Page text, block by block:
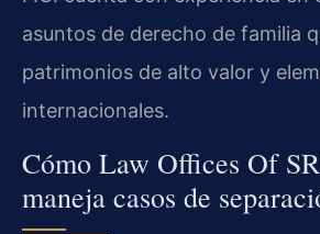
asuntos de derecho de familia
patrimonios de alto valor y
internacionales.
Cómo Law Offices Of
maneja casos de